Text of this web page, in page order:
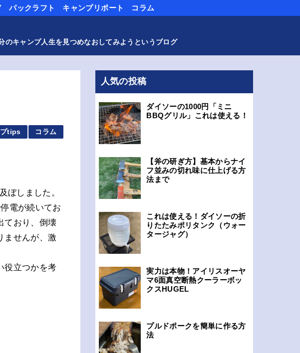
パックラフト キャンプリポート コラム
のキャンプ人生を見つめなおしてみようというブログ
tips コラム
ぼしました。
電が続いてお
ており、倒壊
ませんが、激
役立つかを考
人気の投稿
ダイソーの1000円「ミニ
BBQグリル」これは使える！
【斧の研ぎ方】基本からナイ
フ並みの切れ味に仕上げる方
法まで
これは使える！ダイソーの折
りたたみポリタンク（ウォー
タージャグ）
実力は本物！アイリスオーヤ
マ6面真空断熱クーラーボッ
クスHUGEL
プルドポークを簡単に作る方
法